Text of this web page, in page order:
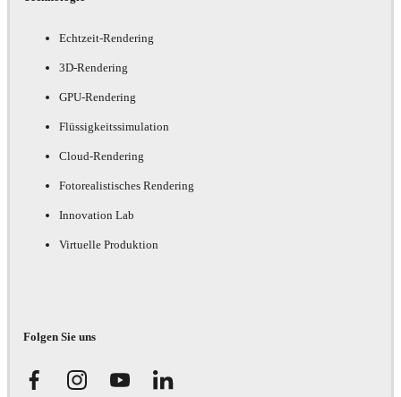
Echtzeit-Rendering
3D-Rendering
GPU-Rendering
Flüssigkeitssimulation
Cloud-Rendering
Fotorealistisches Rendering
Innovation Lab
Virtuelle Produktion
Folgen Sie uns